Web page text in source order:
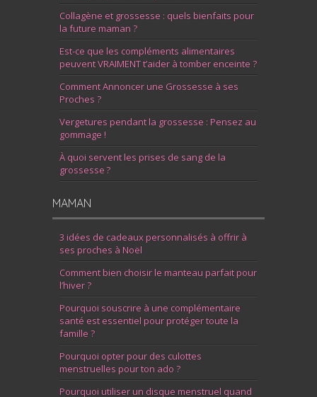
Collagène et grossesse : quels bienfaits pour
la future maman ?
Est-ce que les compléments alimentaires
peuvent VRAIMENT t’aider à tomber enceinte ?
Comment Annoncer une Grossesse à ses
Proches ?
Vergetures pendant la grossesse : Pensez au
gommage !
À quoi servent les prises de sang de la
grossesse ?
MAMAN
3 idées de cadeaux personnalisés à offrir à
ses proches à Noël
Comment bien choisir le manteau parfait pour
l’hiver ?
Pourquoi souscrire à une complémentaire
santé est essentiel pour protéger toute la
famille ?
Pourquoi opter pour des culottes
menstruelles pour ton ado ?
Pourquoi utiliser un disque menstruel quand